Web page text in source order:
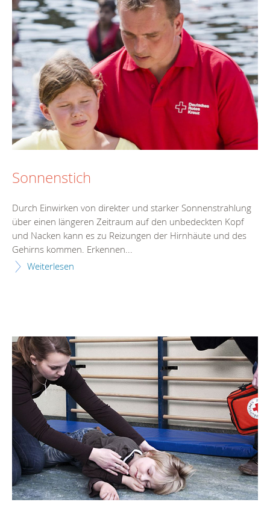
Sonnenstich
Durch Einwirken von direkter und starker Sonnenstrahlung
über einen längeren Zeitraum auf den unbedeckten Kopf
und Nacken kann es zu Reizungen der Hirnhäute und des
Gehirns kommen. Erkennen...
Weiterlesen